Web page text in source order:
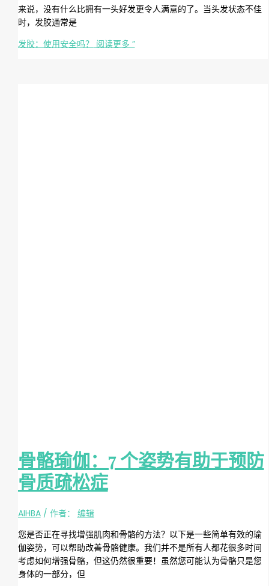
来说，没有什么比拥有一头好发更令人满意的了。当头发状态不佳
时，发胶通常是
发胶：使用安全吗？ 阅读更多 ”
骨骼瑜伽：7 个姿势有助于预防
骨质疏松症
AIHBA/ 作者：
编辑
您是否正在寻找增强肌肉和骨骼的方法？以下是一些简单有效的瑜
伽姿势，可以帮助改善骨骼健康。我们并不是所有人都花很多时间
考虑如何增强骨骼，但这仍然很重要！虽然您可能认为骨骼只是您
身体的一部分，但